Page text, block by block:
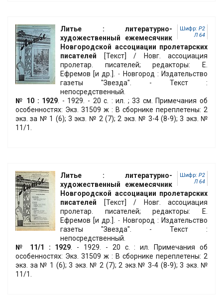
Шифр: Р2
Л 64
Литье : литературно-
художественный ежемесячник
Новгородской ассоциации пролетарских
писателей
[Текст] / Новг. ассоциация
пролетар. писателей; редакторы: Е.
Ефремов [и др.]. - Новгород : Издательство
газеты "Звезда". - Текст :
непосредственный.
№ 10 : 1929. - 1929. - 20 с. : ил. ; 33 см. Примечания об
особенностях: Экз. 31509 ж : В сборнике переплетены: 2
экз. за № 1 (6); 3 экз. № 2 (7); 2 экз. № 3-4 (8-9); 3 экз. №
11/1.
Шифр: Р2
Л 64
Литье : литературно-
художественный ежемесячник
Новгородской ассоциации пролетарских
писателей
[Текст] / Новг. ассоциация
пролетар. писателей; редакторы: Е.
Ефремов [и др.]. - Новгород : Издательство
газеты "Звезда". - Текст :
непосредственный.
№ 11/1 : 1929. - 1929. - 20 с. : ил. Примечания об
особенностях: Экз. 31509 ж : В сборнике переплетены: 2
экз. за № 1 (6); 3 экз. № 2 (7); 2 экз.№ 3-4 (8-9); 3 экз. №
11/1.